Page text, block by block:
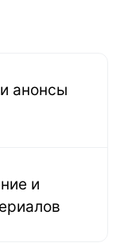
анонсы
и